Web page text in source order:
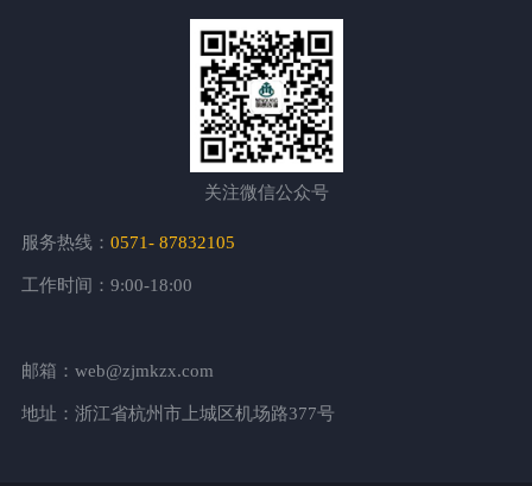
关注微信公众号
服务热线： 0571- 87832105
工作时间：9:00-18:00
邮箱：web@zjmkzx.com
地址：浙江省杭州市上城区机场路377号